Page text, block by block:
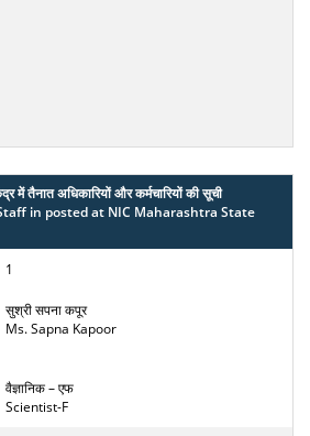
में तैनात अधिकारियों और कर्मचारियों की सूची
in posted at NIC Maharashtra State
1
सुश्री सपना कपूर
Ms. Sapna Kapoor
वैज्ञानिक – एफ
Scientist-F